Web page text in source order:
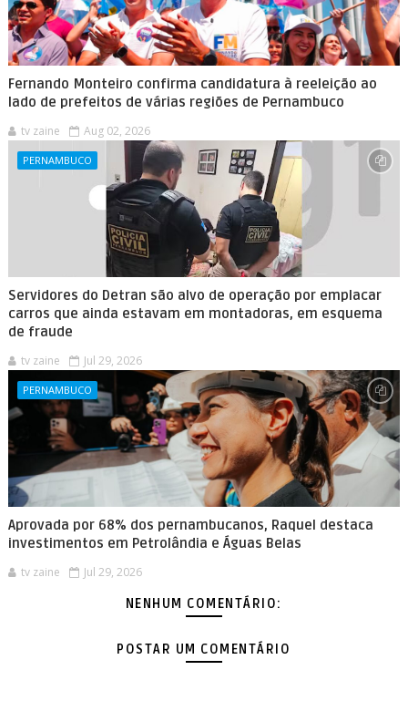
Fernando Monteiro confirma candidatura à reeleição ao
lado de prefeitos de várias regiões de Pernambuco
tv zaine Aug 02, 2026
PERNAMBUCO
Servidores do Detran são alvo de operação por emplacar
carros que ainda estavam em montadoras, em esquema
de fraude
tv zaine Jul 29, 2026
PERNAMBUCO
Aprovada por 68% dos pernambucanos, Raquel destaca
investimentos em Petrolândia e Águas Belas
tv zaine Jul 29, 2026
NENHUM COMENTÁRIO:
POSTAR UM COMENTÁRIO